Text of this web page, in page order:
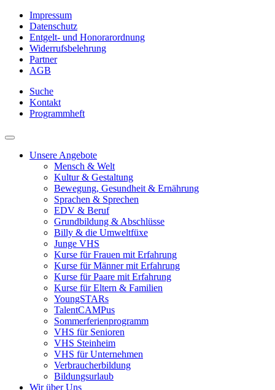
Impressum
Datenschutz
Entgelt- und Honorarordnung
Widerrufsbelehrung
Partner
AGB
Suche
Kontakt
Programmheft
Unsere Angebote
Mensch & Welt
Kultur & Gestaltung
Bewegung, Gesundheit & Ernährung
Sprachen & Sprechen
EDV & Beruf
Grundbildung & Abschlüsse
Billy & die Umweltfüxe
Junge VHS
Kurse für Frauen mit Erfahrung
Kurse für Männer mit Erfahrung
Kurse für Paare mit Erfahrung
Kurse für Eltern & Familien
YoungSTARs
TalentCAMPus
Sommerferienprogramm
VHS für Senioren
VHS Steinheim
VHS für Unternehmen
Verbraucherbildung
Bildungsurlaub
Wir über Uns